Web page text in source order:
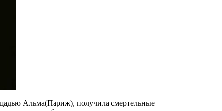
Альма(Париж), получила смертельные